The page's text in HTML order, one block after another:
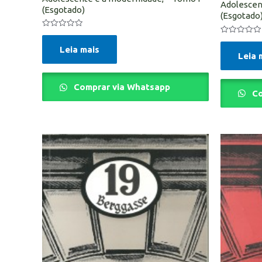
(Esgotado)
Avaliação
Leia mais
Comprar via Whatsapp
Avaliação
Leia